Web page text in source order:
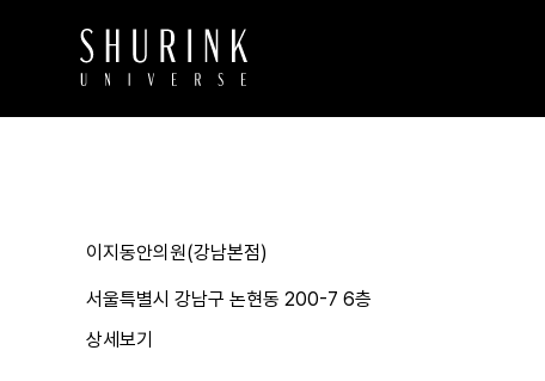
이지동안의원(강남본점)
서울특별시 강남구 논현동 200-7 6층
상세보기